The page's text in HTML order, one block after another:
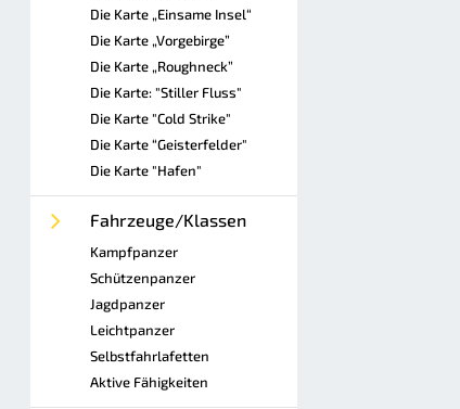
Die Karte „Einsame Insel“
Die Karte „Vorgebirge”
Die Karte „Roughneck”
Die Karte: "Stiller Fluss"
Die Karte "Cold Strike"
Die Karte “Geisterfelder"
Die Karte "Hafen"
Fahrzeuge/Klassen
Kampfpanzer
Schützenpanzer
Jagdpanzer
Leichtpanzer
Selbstfahrlafetten
Aktive Fähigkeiten